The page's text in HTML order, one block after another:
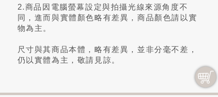
2.商品因電腦螢幕設定與拍攝光線來源角度不
同，進而與實體顏色略有差異，商品顏色請以實
物為主。
尺寸與其商品本體，略有差異，並非分毫不差，
仍以實體為主，敬請見諒。